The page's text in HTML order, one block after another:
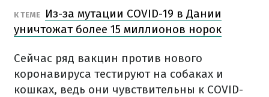
К ТЕМЕ
Из-за мутации COVID-19 в Дании
уничтожат более 15 миллионов норок
Сейчас ряд вакцин против нового
коронавируса тестируют на собаках и
кошках, ведь они чувствительны к COVID-